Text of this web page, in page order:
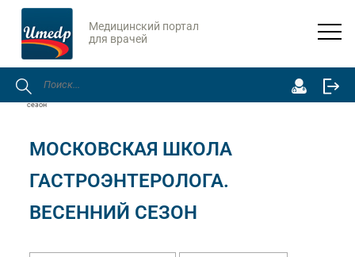
Медицинский портал
для врачей
Главная Онлайн-мероприятия Московская школа гастроэнтеролога. Весенний
сезон
МОСКОВСКАЯ ШКОЛА
ГАСТРОЭНТЕРОЛОГА.
ВЕСЕННИЙ СЕЗОН